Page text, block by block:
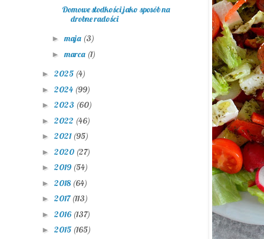
Domowe słodkości jako sposób na
drobne radości
►maja (3)
► marca (1)
► 2025 (4)
► 2024 (99)
► 2023 (60)
► 2022 (46)
► 2021 (95)
► 2020 (27)
► 2019 (54)
► 2018 (64)
► 2017(113)
► 2016 (137)
► 2015 (165)